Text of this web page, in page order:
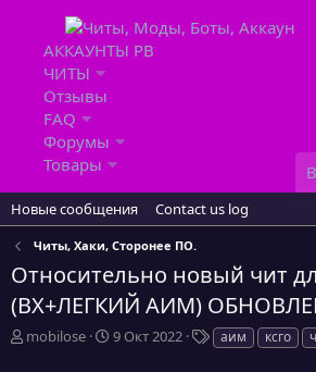
АККАУНТЫ PB
ЧИТЫ
Отзывы
FAQ
Форумы
Товары
Новые сообщения Contact us log
Читы, Хаки, Сторонее ПО.
Относительно новый чит
(ВХ+ЛЕГКИЙ АИМ)
А
mobilose
Д
9 Окт 2022
Т
е
аим ксго